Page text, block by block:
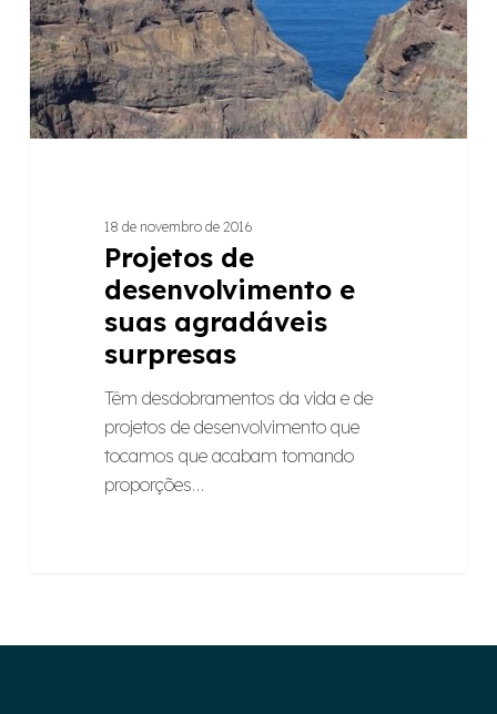
surpresas
18 de novembro de 2016
Projetos de
desenvolvimento e
suas agradáveis
surpresas
Têm desdobramentos da vida e de
projetos de desenvolvimento que
tocamos que acabam tomando
proporções…